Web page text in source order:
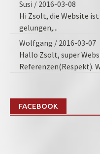
Susi / 2016-03-08
Hi Zsolt, die Website
gelungen,...
Wolfgang / 2016-03-07
Hallo Zsolt, super
Referenzen(Respekt).
FACEBOOK